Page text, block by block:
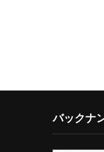
バックナ